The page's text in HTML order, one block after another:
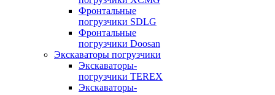
Фронтальные
погрузчики SDLG
Фронтальные
погрузчики Doosan
Экскаваторы погрузчики
Экскаваторы-
погрузчики TEREX
Экскаваторы-